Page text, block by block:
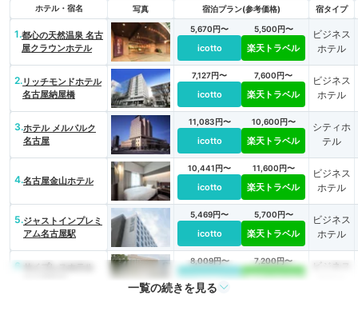
ホテル・宿名 写真 宿泊プラン(参考価格) 宿タイプ
1.都心の天然温泉 名古
屋クラウンホテル
5,670円〜
icotto
5,500円〜
楽天トラベル
ビジネス
ホテル
2.リッチモンドホテル
名古屋納屋橋
7,127円〜
icotto
7,600円〜
楽天トラベル
ビジネス
ホテル
3.ホテル メルパルク
名古屋
11,083円〜
icotto
10,600円〜
楽天トラベル
シティホ
テル
4.名古屋金山ホテル
10,441円〜
icotto
11,600円〜
楽天トラベル
ビジネス
ホテル
5.ジャストインプレミ
アム名古屋駅
5,469円〜
icotto
5,700円〜
楽天トラベル
ビジネス
ホテル
6. 8,009円〜
icotto
7,200円〜
楽天トラベル
ビジネス
一覧の続きを見る